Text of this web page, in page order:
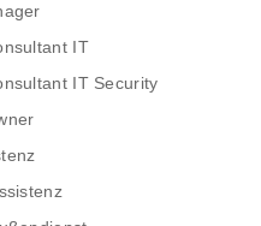
IT
IT Security